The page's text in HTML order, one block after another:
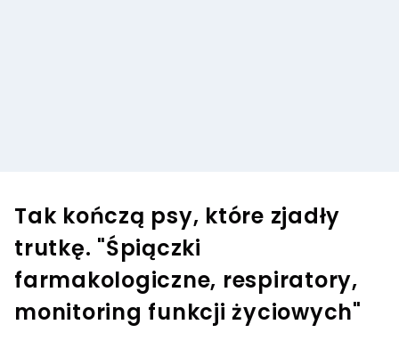
Tak kończą psy, które zjadły
trutkę. "Śpiączki
farmakologiczne, respiratory,
monitoring funkcji życiowych"